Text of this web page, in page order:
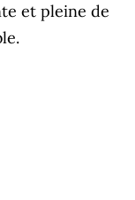
et pleine de